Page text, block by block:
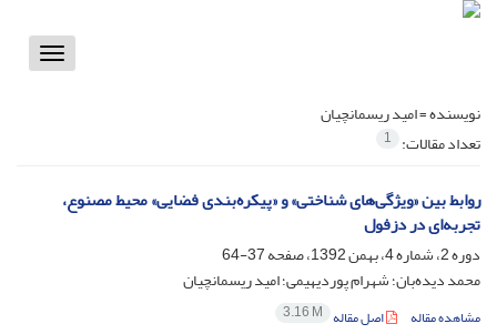
Toggle
نویسنده =امید ریسمانچیان
تعداد مقالات: 1
روابط بین «ویژگی‌های شناختی» و «پیکره‌بندی فضایی» محیط مصنوع،
تجربه‌ای در دزفول
دوره 2، شماره 4، بهمن 1392، صفحه
37-64
محمد دیده‌بان؛ شهرام پوردیهیمی؛ امید ریسمانچیان
مشاهده مقاله اصل مقاله 3.16 M